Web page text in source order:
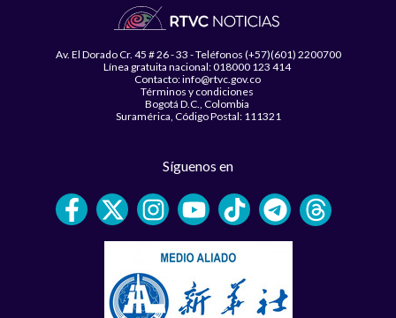
Av. El Dorado Cr. 45 # 26 - 33 - Teléfonos (+57)(601) 2200700
Línea gratuita nacional: 018000 123 414
Contacto: info@rtvc.gov.co
Términos y condiciones
Bogotá D.C., Colombia
Suramérica, Código Postal: 111321
Síguenos en